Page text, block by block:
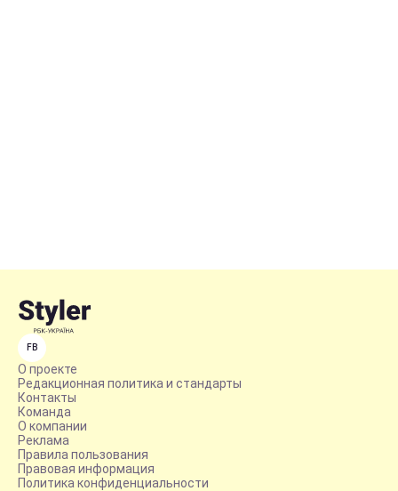
FB
О проекте
Редакционная политика и стандарты
Контакты
Команда
О компании
Реклама
Правила пользования
Правовая информация
Политика конфиденциальности